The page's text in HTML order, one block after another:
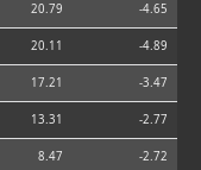
20.79 -4.65
20.11 -4.89
17.21 -3.47
13.31 -2.77
8.47 -2.72